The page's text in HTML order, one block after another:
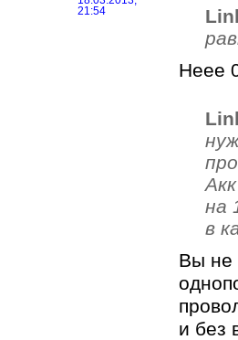
21:54
Неее
на
в
Вы не
и без